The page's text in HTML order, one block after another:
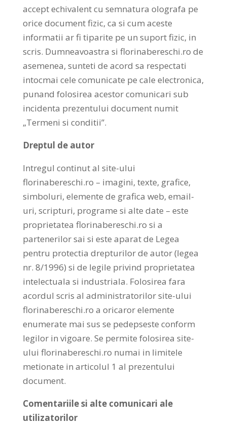
accept echivalent cu semnatura olografa pe
orice document fizic, ca si cum aceste
informatii ar fi tiparite pe un suport fizic, in
scris. Dumneavoastra si florinabereschi.ro de
asemenea, sunteti de acord sa respectati
intocmai cele comunicate pe cale electronica,
punand folosirea acestor comunicari sub
incidenta prezentului document numit
„Termeni si conditii”.
Dreptul de autor
Intregul continut al site-ului
florinabereschi.ro – imagini, texte, grafice,
simboluri, elemente de grafica web, email-
uri, scripturi, programe si alte date – este
proprietatea florinabereschi.ro si a
partenerilor sai si este aparat de Legea
pentru protectia drepturilor de autor (legea
nr. 8/1996) si de legile privind proprietatea
intelectuala si industriala. Folosirea fara
acordul scris al administratorilor site-ului
florinabereschi.ro a oricaror elemente
enumerate mai sus se pedepseste conform
legilor in vigoare. Se permite folosirea site-
ului florinabereschi.ro numai in limitele
metionate in articolul 1 al prezentului
document.
Comentariile si alte comunicari ale
utilizatorilor